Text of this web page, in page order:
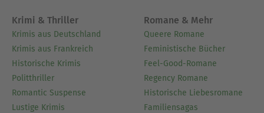
Krimi & Thriller
Krimis aus Deutschland
Krimis aus Frankreich
Historische Krimis
Politthriller
Romantic Suspense
Lustige Krimis
Romane & Mehr
Queere Romane
Feministische Bücher
Feel-Good-Romane
Regency Romane
Historische Liebesromane
Familiensagas